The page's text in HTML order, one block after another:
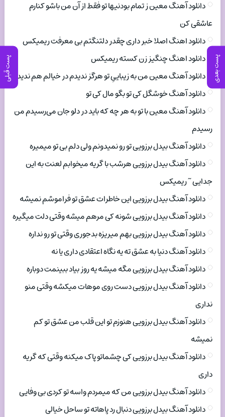
پست بعدی پست قبلی
دانلود آهنگ معین ز تمام بودنیها تو فقط از آن من باشو کنارم
عاشقی کن
دانلود اهنگ اصلا خبر داری چقدر دلتنگتم بی معرفت ریمیکس
دانلود اهنگ چنگیز زن کسته ریمیکس
دانلود آهنگ معین من به زیباییِ تو هرگز ندیدم در خیالم هم ندیدم
دانلود آهنگ خوشگل کی تو بگو مال کی تو
دانلود آهنگ معین با تو به هر چه که باید در دلو جان می‌رسیدم من
رسیدم
دانلود آهنگ بیدل برزویی تو رو نمیدونم ولی دلم بی تو میمیره
دانلود آهنگ بیدل برزویی هرشب با گریه میخوابم لعنت به این
جدایی ~ ریمیکس
دانلود آهنگ بیدل برزویی این خاطرات عشق تو فراموشم نمیشه
دانلود آهنگ بیدل برزویی شونه کی مرهم میشه وقتی دلت میگیره
دانلود آهنگ بیدل برزویی بهم میریزه بدجوری وقتی تو رو نداره
دانلود آهنگ دنیا به عشق ته یه نگاه اعتقادی داری یا نه
دانلود آهنگ بیدل برزویی مگه میشه یه روز بیاد ببینمت دوباره
دانلود آهنگ بیدل برزویی دست روی موهات میکشه وقتی منو
نداری
دانلود آهنگ بیدل برزویی هنوزم تو این قلب من عشق تو کم
نمیشه
دانلود آهنگ بیدل برزویی کی چشماتو پاک میکنه وقتی که گریه
داری
دانلود آهنگ بیدل برزویی من که میمردم واسه تو کردی بی وفایی
دانلود آهنگ بیدل برزویی دنبال رد پاهاته تو ساحل خیالی